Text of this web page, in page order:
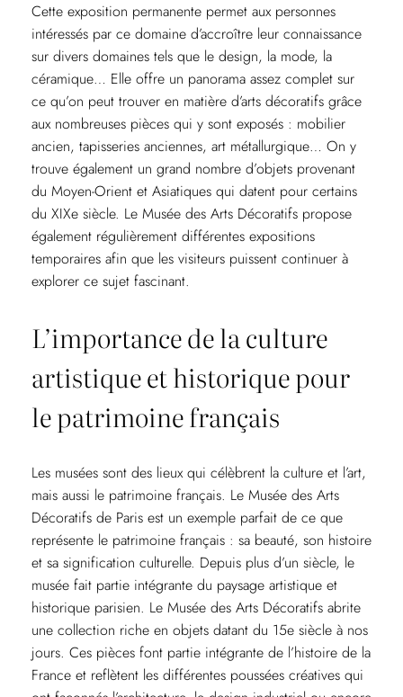
Cette exposition permanente permet aux personnes
intéressés par ce domaine d’accroître leur connaissance
sur divers domaines tels que le design, la mode, la
céramique… Elle offre un panorama assez complet sur
ce qu’on peut trouver en matière d’arts décoratifs grâce
aux nombreuses pièces qui y sont exposés : mobilier
ancien, tapisseries anciennes, art métallurgique… On y
trouve également un grand nombre d’objets provenant
du Moyen-Orient et Asiatiques qui datent pour certains
du XIXe siècle. Le Musée des Arts Décoratifs propose
également régulièrement différentes expositions
temporaires afin que les visiteurs puissent continuer à
explorer ce sujet fascinant.
L’importance de la culture
artistique et historique pour
le patrimoine français
Les musées sont des lieux qui célèbrent la culture et l’art,
mais aussi le patrimoine français. Le Musée des Arts
Décoratifs de Paris est un exemple parfait de ce que
représente le patrimoine français : sa beauté, son histoire
et sa signification culturelle. Depuis plus d’un siècle, le
musée fait partie intégrante du paysage artistique et
historique parisien. Le Musée des Arts Décoratifs abrite
une collection riche en objets datant du 15e siècle à nos
jours. Ces pièces font partie intégrante de l’histoire de la
France et reflètent les différentes poussées créatives qui